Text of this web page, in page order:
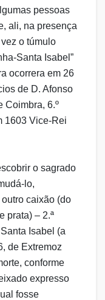
pessoas
ali, na presença
o túmulo
Santa Isabel”
ocorrera em 26
de D. Afonso
Coimbra, 6.º
1603 Vice-Rei
o sagrado
lo,
caixão (do
prata) – 2.ª
Isabel (a
de Extremoz
conforme
expresso
fosse